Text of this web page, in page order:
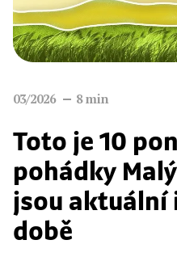
03/2026 8min
Toto je 10
pohádky
jsou aktuální
době